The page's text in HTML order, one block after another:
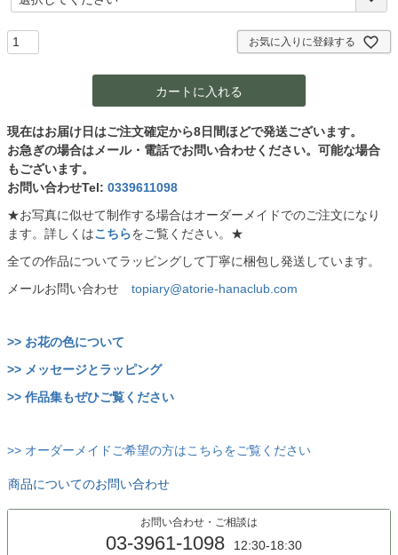
必
お気に入りに登録する
カートに入れる
現在はお届け日はご注文確定から8日間ほどで発送ございます。
お急ぎの場合はメール・電話でお問い合わせください。可能な場合
もございます。
お問い合わせTel: 0339611098
★お写真に似せて制作する場合はオーダーメイドでのご注文になり
ます。詳しくはこちらをご覧ください。★
全ての作品についてラッピングして丁寧に梱包し発送しています。
メールお問い合わせ topiary@atorie-hanaclub.com
>> お花の色について
>> メッセージとラッピング
>> 作品集もぜひご覧ください
>> オーダーメイドご希望の方はこちらをご覧ください
商品についてのお問い合わせ
お問い合わせ・ご相談は
03-3961-1098 12:30-18:30